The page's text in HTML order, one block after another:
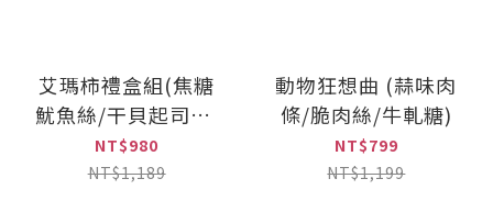
艾瑪柿禮盒組(焦糖
魷魚絲/干貝起司XO
醬豬肉乾/海苔脆片
豬肉捲/脆肉絲)
NT$980
NT$1,189
動物狂想曲 (蒜味肉
條/脆肉絲/牛軋糖)
NT$799
NT$1,199